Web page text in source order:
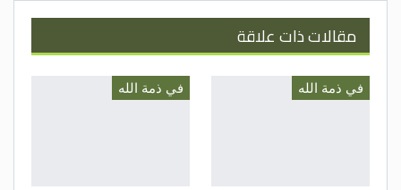
مقالات ذات علاقة
في ذمة الله في ذمة الله